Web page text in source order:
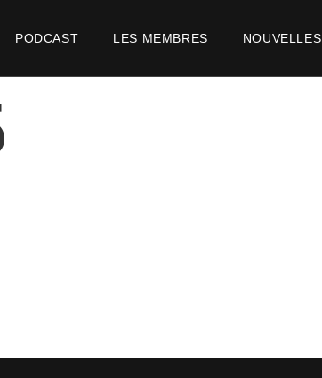
PODCAST LES MEMBRES NOUVELLES